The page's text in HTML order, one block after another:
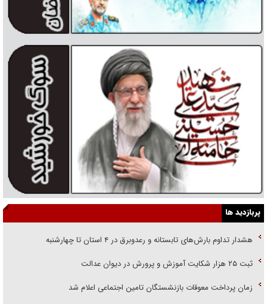
پربازدید ها
هشدار تداوم بارش‌های تابستانه و رعدوبرق در ۴ استان تا چهارشنبه
ثبت ۲۵ هزار شکایت آموزش و پرورش در دیوان عدالت
زمان پرداخت معوقات بازنشستگان تامین اجتماعی اعلام شد